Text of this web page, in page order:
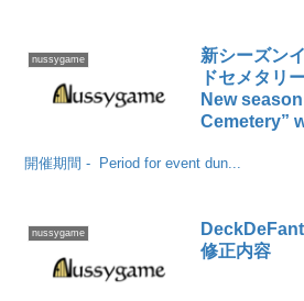
nussygame
新シーズン
ドセメタリ
New
Cemetery”
開催期間 - Period for event dun...
nussygame
修正内容